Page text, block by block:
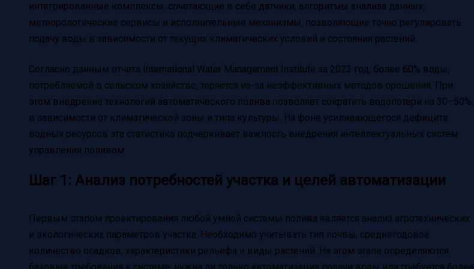
интегрированные комплексы, сочетающие в себе датчики, алгоритмы анализа данных,
метеорологические сервисы и исполнительные механизмы, позволяющие точно регулировать
подачу воды в зависимости от текущих климатических условий и состояния растений.
Согласно данным отчета International Water Management Institute за 2023 год, более 60% воды,
потребляемой в сельском хозяйстве, теряется из-за неэффективных методов орошения. При
этом внедрение технологий автоматического полива позволяет сократить водопотери на 30–50%,
в зависимости от климатической зоны и типа культуры. На фоне усиливающегося дефицита
водных ресурсов эта статистика подчеркивает важность внедрения интеллектуальных систем
управления поливом.
Шаг 1: Анализ потребностей участка и целей автоматизации
Первым этапом проектирования любой умной системы полива является анализ агротехнических
и экологических параметров участка. Необходимо учитывать тип почвы, среднегодовое
количество осадков, характеристики рельефа и виды растений. На этом этапе определяются